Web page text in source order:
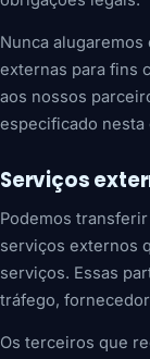
Nunca
externas para fins
aos nossos
especificado nesta
Serviços
Podemos
serviços externos
serviços. Essas
tráfego,
Os terceiros que